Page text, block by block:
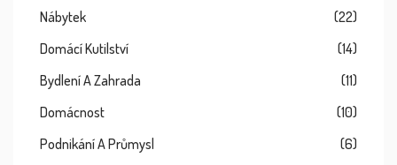
Nábytek
(22)
Domácí Kutilství
(14)
Bydlení A Zahrada
(11)
Domácnost
(10)
Podnikání A Průmysl
(6)